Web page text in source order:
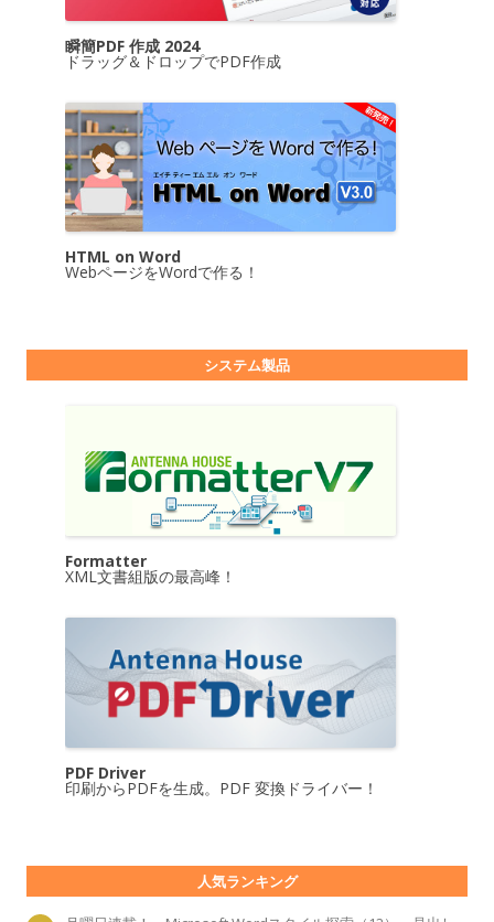
瞬簡PDF 作成 2024
ドラッグ＆ドロップでPDF作成
HTML on Word
WebページをWordで作る！
システム製品
Formatter
XML文書組版の最高峰！
PDF Driver
印刷からPDFを生成。PDF 変換ドライバー！
人気ランキング